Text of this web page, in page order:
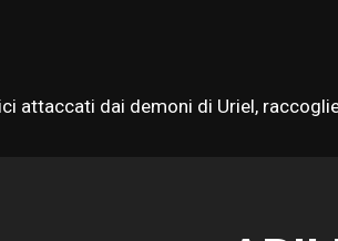
attaccati dai demoni di Uriel,